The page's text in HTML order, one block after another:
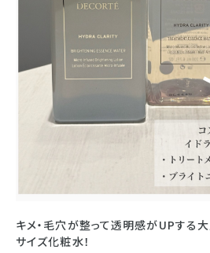
キメ・毛穴が整って透明感がUPする
サイズ化粧水！